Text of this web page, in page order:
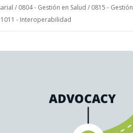
/ 0804 - Gestión en Salud / 0815 - Gestión
1011 - Interoperabilidad